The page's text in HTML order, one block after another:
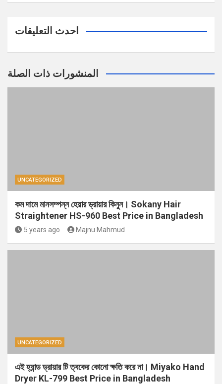
احدث التعليقات
المنشورات ذات الصلة
UNCATEGORIZED
কম দামে মানসম্পন্ন হেয়ার ড্রায়ার কিনুন। Sokany Hair
Straightener HS-960 Best Price in Bangladesh
5 years ago Majnu Mahmud
UNCATEGORIZED
এই হ্যান্ড ড্রায়ার টি ত্বকের কোনো ক্ষতি করে না। Miyako Hand
Dryer KL-799 Best Price in Bangladesh